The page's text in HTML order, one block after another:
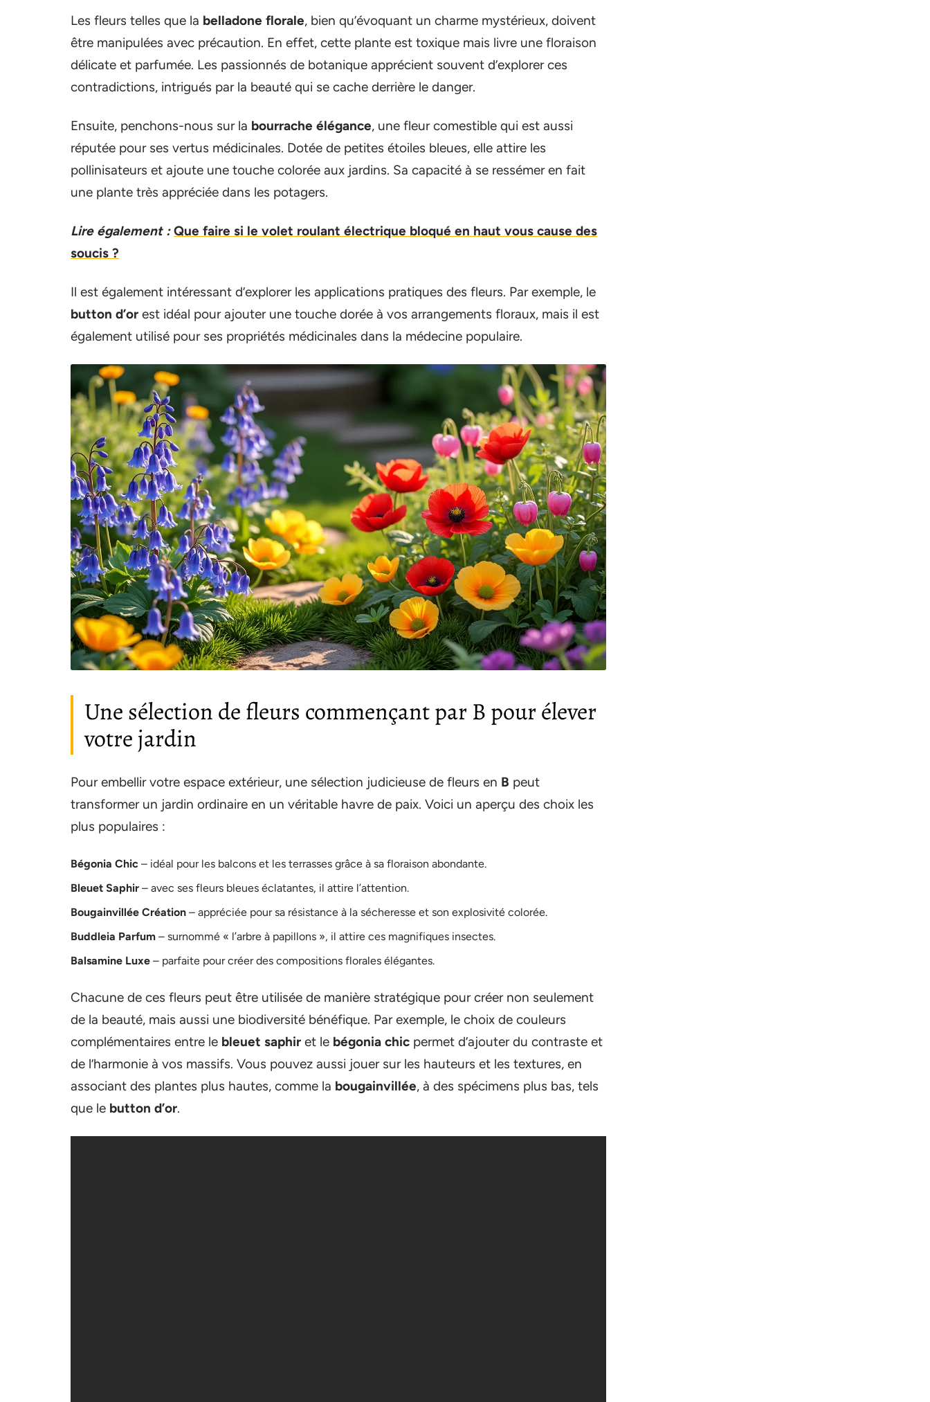
Les fleurs telles que la belladone florale, bien qu’évoquant un charme mystérieux, doivent
être manipulées avec précaution. En effet, cette plante est toxique mais livre une floraison
délicate et parfumée. Les passionnés de botanique apprécient souvent d’explorer ces
contradictions, intrigués par la beauté qui se cache derrière le danger.
Ensuite, penchons-nous sur la bourrache élégance, une fleur comestible qui est aussi
réputée pour ses vertus médicinales. Dotée de petites étoiles bleues, elle attire les
pollinisateurs et ajoute une touche colorée aux jardins. Sa capacité à se ressémer en fait
une plante très appréciée dans les potagers.
Lire également : Que faire si le volet roulant électrique bloqué en haut vous cause des
soucis ?
Il est également intéressant d’explorer les applications pratiques des fleurs. Par exemple, le
button d’or est idéal pour ajouter une touche dorée à vos arrangements floraux, mais il est
également utilisé pour ses propriétés médicinales dans la médecine populaire.
Une sélection de fleurs commençant par B pour élever
votre jardin
Pour embellir votre espace extérieur, une sélection judicieuse de fleurs en B peut
transformer un jardin ordinaire en un véritable havre de paix. Voici un aperçu des choix les
plus populaires :
Bégonia Chic – idéal pour les balcons et les terrasses grâce à sa floraison abondante.
Bleuet Saphir – avec ses fleurs bleues éclatantes, il attire l’attention.
Bougainvillée Création – appréciée pour sa résistance à la sécheresse et son explosivité colorée.
Buddleia Parfum – surnommé « l’arbre à papillons », il attire ces magnifiques insectes.
Balsamine Luxe – parfaite pour créer des compositions florales élégantes.
Chacune de ces fleurs peut être utilisée de manière stratégique pour créer non seulement
de la beauté, mais aussi une biodiversité bénéfique. Par exemple, le choix de couleurs
complémentaires entre le bleuet saphir et le bégonia chic permet d’ajouter du contraste et
de l’harmonie à vos massifs. Vous pouvez aussi jouer sur les hauteurs et les textures, en
associant des plantes plus hautes, comme la bougainvillée, à des spécimens plus bas, tels
que le button d’or.